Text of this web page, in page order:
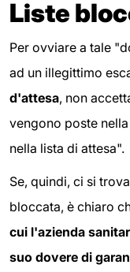
Liste
Per ovviare a tale
ad un illegittimo
d'attesa, non
vengono poste
nella lista di attesa".
Se, quindi, ci si
bloccata, è chiaro
cui l'azienda
suo dovere di